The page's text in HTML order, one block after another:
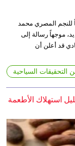
للنجم المصري محمد
موجهاً رسالة إلى
قد أعلن أن
التحقيقات السياحية
استهلاك الأطعمة